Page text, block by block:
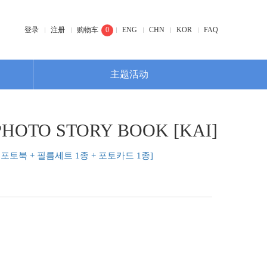
登录 注册 购物车 0 ENG CHN KOR FAQ
主题活动
STORY BOOK [KAI]
토북 + 필름세트 1종 + 포토카드 1종]